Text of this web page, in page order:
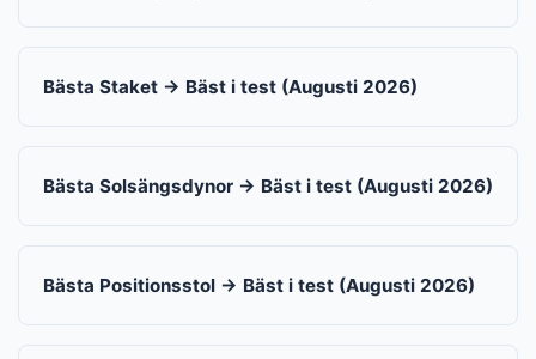
Bästa Staket → Bäst i test (Augusti 2026)
Bästa Solsängsdynor → Bäst i test (Augusti 2026)
Bästa Positionsstol → Bäst i test (Augusti 2026)